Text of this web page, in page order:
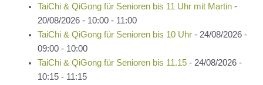
TaiChi & QiGong für Senioren bis 11 Uhr mit Martin-
20/08/2026 - 10:00 - 11:00
TaiChi & QiGong für Senioren bis 10 Uhr- 24/08/2026 -
09:00 - 10:00
TaiChi & QiGong für Senioren bis 11.15- 24/08/2026 -
10:15 - 11:15